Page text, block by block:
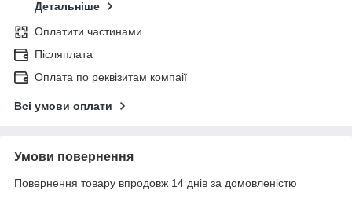
Детальніше
Оплатити частинами
Післяплата
Оплата по реквізитам компаії
Всі умови оплати
Умови повернення
Повернення товару впродовж 14 днів за домовленістю